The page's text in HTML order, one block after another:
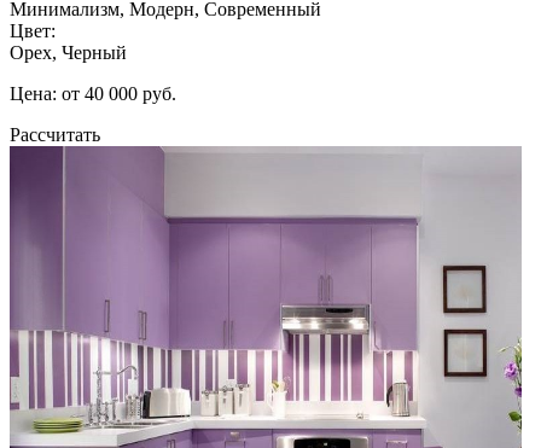
Минимализм, Модерн, Современный
Цвет:
Орех, Черный
Цена: от 40 000 руб.
Рассчитать